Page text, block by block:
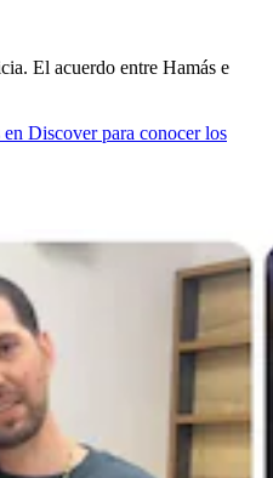
El acuerdo entre Hamás e
Discover para conocer los